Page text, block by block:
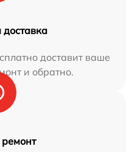
доставка
доставит ваше
и обратно.